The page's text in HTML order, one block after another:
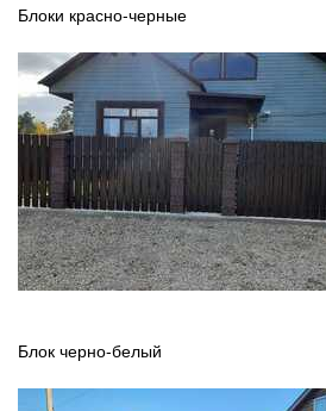
Блоки красно-черные
Блок черно-белый